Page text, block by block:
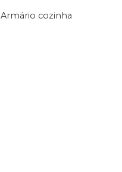
Armário cozinha